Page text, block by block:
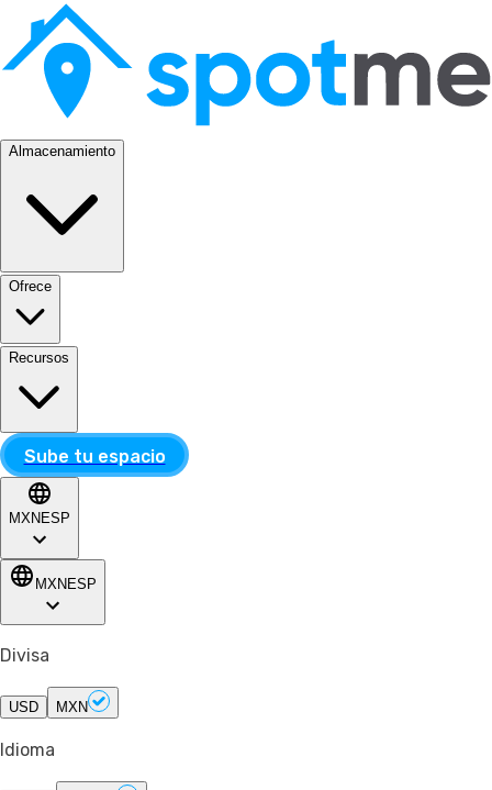
Almacenamiento
Ofrece
Recursos
Sube tu espacio
MXN ESP
MXN ESP
Divisa
USD MXN
Idioma